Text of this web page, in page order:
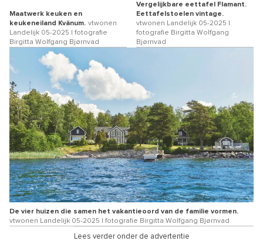
Maatwerk keuken en
keukeneiland Kvänum. vtwonen
Landelijk 05-2025 | fotografie
Birgitta Wolfgang Bjørnvad
Vergelijkbare eettafel Flamant.
Eettafelstoelen vintage.
vtwonen Landelijk 05-2025 |
fotografie Birgitta Wolfgang
Bjørnvad
De vier huizen die samen het vakantieoord van de familie vormen.
vtwonen Landelijk 05-2025 | fotografie Birgitta Wolfgang Bjørnvad
Lees verder onder de advertentie